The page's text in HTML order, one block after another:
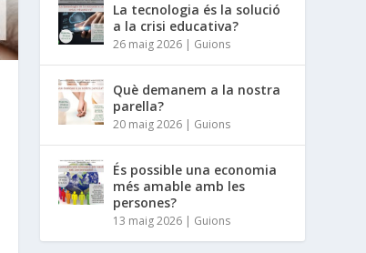
La tecnologia és la solució
a la crisi educativa?
26 maig 2026 | Guions
Què demanem a la nostra
parella?
20 maig 2026 | Guions
És possible una economia
més amable amb les
persones?
13 maig 2026 | Guions